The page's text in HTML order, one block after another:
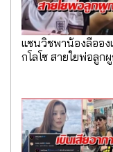
แซนวิชพาน้องลีอองเ
กโลโซ สายใยพ่อลูก